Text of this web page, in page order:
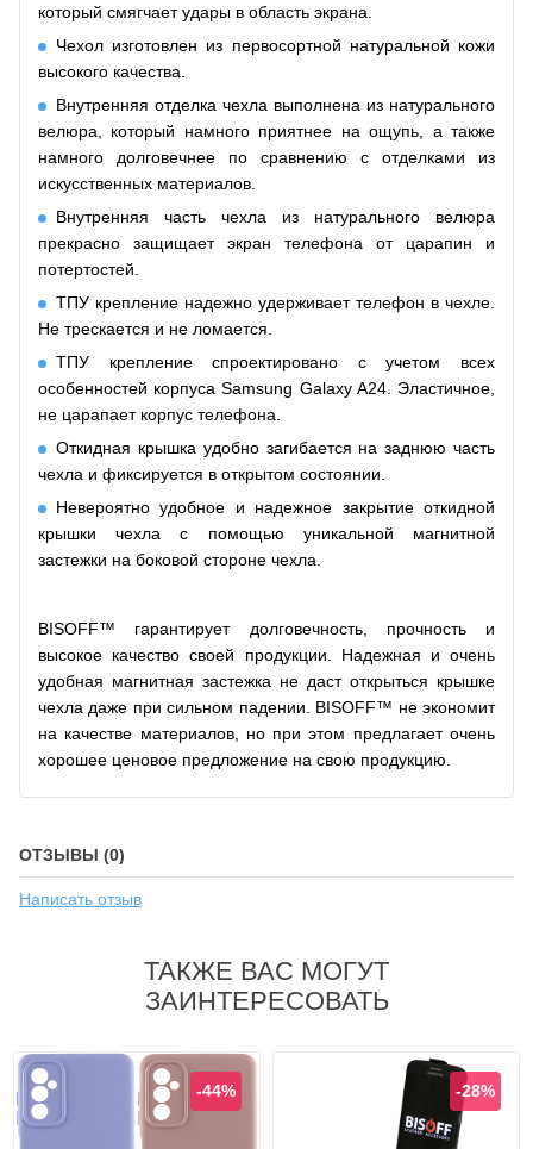
который смягчает удары в область экрана.
Чехол изготовлен из первосортной натуральной кожи
высокого качества.
Внутренняя отделка чехла выполнена из натурального
велюра, который намного приятнее на ощупь, а также
намного долговечнее по сравнению с отделками из
искусственных материалов.
Внутренняя часть чехла из натурального велюра
прекрасно защищает экран телефона от царапин и
потертостей.
ТПУ крепление надежно удерживает телефон в чехле.
Не трескается и не ломается.
ТПУ крепление спроектировано с учетом всех
особенностей корпуса Samsung Galaxy A24. Эластичное,
не царапает корпус телефона.
Откидная крышка удобно загибается на заднюю часть
чехла и фиксируется в открытом состоянии.
Невероятно удобное и надежное закрытие откидной
крышки чехла с помощью уникальной магнитной
застежки на боковой стороне чехла.
BISOFF™ гарантирует долговечность, прочность и
высокое качество своей продукции. Надежная и очень
удобная магнитная застежка не даст открыться крышке
чехла даже при сильном падении. BISOFF™ не экономит
на качестве материалов, но при этом предлагает очень
хорошее ценовое предложение на свою продукцию.
ОТЗЫВЫ (0)
Написать отзыв
ТАКЖЕ ВАС МОГУТ
ЗАИНТЕРЕСОВАТЬ
-44% -28%